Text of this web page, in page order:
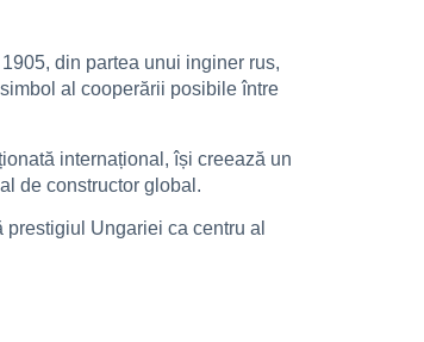
din partea unui inginer rus,
al cooperării posibile între
internațional, își creează un
de constructor global.
Ungariei ca centru al